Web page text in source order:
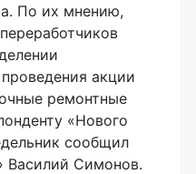
По их мнению,
акции
ремонтные
«Нового
сообщил
Василий Симонов.